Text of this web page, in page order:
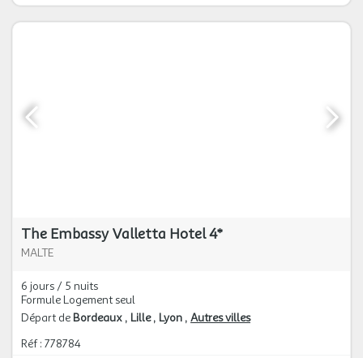
The Embassy Valletta Hotel 4*
MALTE
6 jours / 5 nuits
Formule Logement seul
Départ de Bordeaux Lille Lyon Autres villes
Réf : 778784